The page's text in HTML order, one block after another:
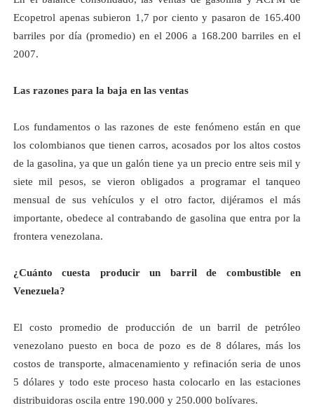
Ecopetrol apenas subieron 1,7 por ciento y pasaron de 165.400
barriles por día (promedio) en el 2006 a 168.200 barriles en el
2007.
Las razones para la baja en las ventas
Los fundamentos o las razones de este fenómeno están en que
los colombianos que tienen carros, acosados por los altos costos
de la gasolina, ya que un galón tiene ya un precio entre seis mil y
siete mil pesos, se vieron obligados a programar el tanqueo
mensual de sus vehículos y el otro factor, dijéramos el más
importante, obedece al contrabando de gasolina que entra por la
frontera venezolana.
¿Cuánto cuesta producir un barril de combustible en
Venezuela?
El costo promedio de producción de un barril de petróleo
venezolano puesto en boca de pozo es de 8 dólares, más los
costos de transporte, almacenamiento y refinación seria de unos
5 dólares y todo este proceso hasta colocarlo en las estaciones
distribuidoras oscila entre 190.000 y 250.000 bolívares.